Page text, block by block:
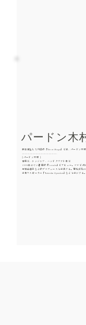
パードン木
昨年誕生した川辺の「River Stage」では、パードン木
[ パードン木村 ]
音楽家、エンジニア、ハンドクラフト作家
1999年にヤン富田の『Locals』でデビュー。ソロで4枚
与世山澄子などのプロデュースも手掛ける。菊地成孔
手作りスピーカー「Reizoko Speaker」なども手がける。